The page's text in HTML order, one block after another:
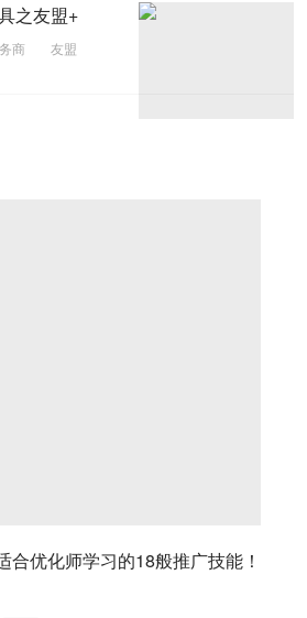
之友盟+
商
友盟
合优化师学习的18般推广技能！